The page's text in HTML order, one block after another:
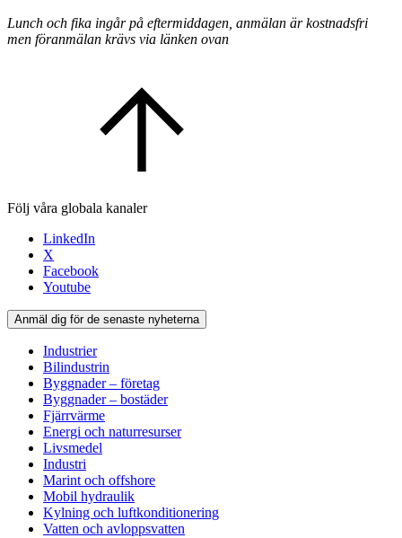
Lunch och fika ingår på eftermiddagen, anmälan är kostnadsfri
men föranmälan krävs via länken ovan
Följ våra globala kanaler
LinkedIn
X
Facebook
Youtube
Anmäl dig för de senaste nyheterna
Industrier
Bilindustrin
Byggnader – företag
Byggnader – bostäder
Fjärrvärme
Energi och naturresurser
Livsmedel
Industri
Marint och offshore
Mobil hydraulik
Kylning och luftkonditionering
Vatten och avloppsvatten